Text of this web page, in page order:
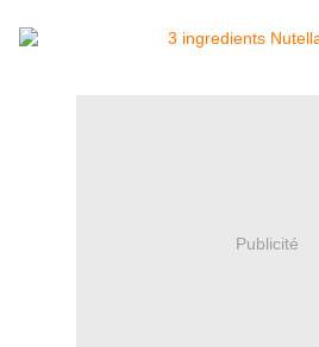
Publicité